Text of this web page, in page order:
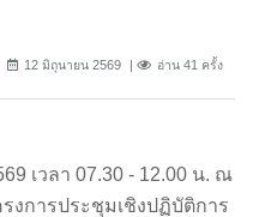
12 มิถุนายน 2569 อ่าน 41 ครั้ง
วลา 07.30 - 12.00 น. ณ
การประชุมเชิงปฏิบัติการ